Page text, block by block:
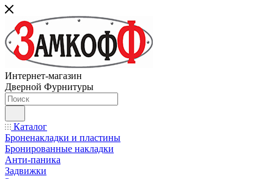
Интернет-магазин
Дверной Фурнитуры
Каталог
Броненакладки и пластины
Бронированные накладки
Анти-паника
Задвижки